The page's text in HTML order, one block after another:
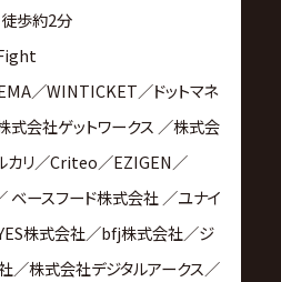
約2分
／WINTICKET／ドットマネ
式会社ゲットワークス ／株式会
カリ／Criteo／EZIGEN／
ベースフード株式会社 ／ユナイ
株式会社／bfj株式会社／ジ
／株式会社デジタルアークス／